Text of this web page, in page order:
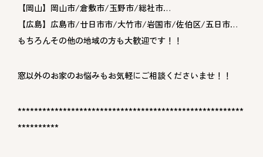
【岡山】岡山市/倉敷市/玉野市/総社市…
【広島】広島市/廿日市市/大竹市/岩国市/佐伯区/五日市…
もちろんその他の地域の方も大歓迎です！！
窓以外のお家のお悩みもお気軽にご相談くださいませ！！
*******************************************************
**********